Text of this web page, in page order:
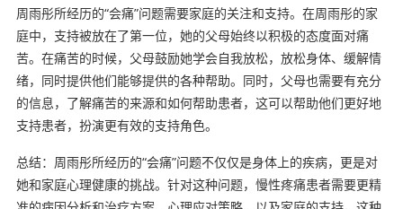
周雨彤所经历的“会痛”问题需要家庭的关注和支持。在周雨彤的家
庭中，支持被放在了第一位，她的父母始终以积极的态度面对痛
苦。在痛苦的时候，父母鼓励她学会自我放松，放松身体、缓解情
绪，同时提供他们能够提供的各种帮助。同时，父母也需要有充分
的信息，了解痛苦的来源和如何帮助患者，这可以帮助他们更好地
支持患者，扮演更有效的支持角色。
总结：周雨彤所经历的“会痛”问题不仅仅是身体上的疾病，更是对
她和家庭心理健康的挑战。针对这种问题，慢性疼痛患者需要更精